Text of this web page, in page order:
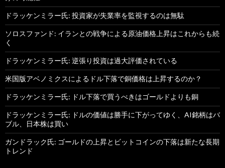
ドラッケンミラー氏: 投資家が失業率を監視するのは無駄
ソロスファンド: イランとの戦争による原油価格上昇はこれからも続
く
ドラッケンミラー氏: 逆張り投資は過大評価されている
米国版アベノミクスによるドル下落で銅価格は上昇するのか？
ドラッケンミラー氏: ドル下落で買うべきはゴールドよりも銅
ドラッケンミラー氏: ドルの価値は勝手に下がってゆく、AI銘柄はバ
ブル、日本株は買い
ガンドラック氏: ゴールドの上昇とビットコインの下落は新たな長期
トレンド